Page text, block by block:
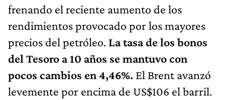
frenando el reciente aumento de los
rendimientos provocado por los mayores
precios del petróleo. La tasa de los bonos
del Tesoro a 10 años se mantuvo con
pocos cambios en 4,46%. El Brent avanzó
levemente por encima de US$106 el barril.